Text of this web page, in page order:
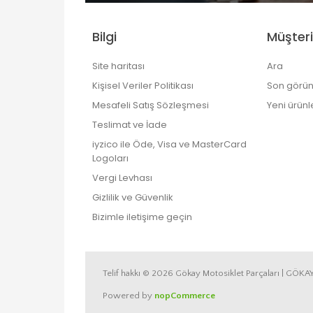
Bilgi
Site haritası
Kişisel Veriler Politikası
Mesafeli Satış Sözleşmesi
Teslimat ve İade
iyzico ile Öde, Visa ve MasterCard
Logoları
Vergi Levhası
Gizlilik ve Güvenlik
Bizimle iletişime geçin
Ara
Son
Yeni
Telif hakkı © 2026 Gökay Motosiklet Parçaları | GÖKAY
Powered by nopCommerce